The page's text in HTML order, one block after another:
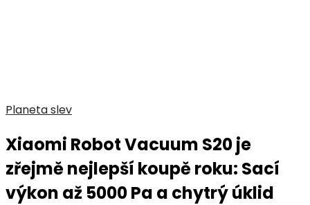
Planeta slev
Xiaomi Robot Vacuum S20 je
zřejmě nejlepší koupě roku: Sací
výkon až 5000 Pa a chytrý úklid